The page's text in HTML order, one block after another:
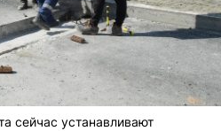
сейчас устанавливают